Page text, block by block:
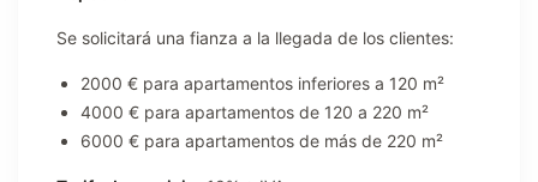
Se solicitará una fianza a la llegada de los clientes:
2000 € para apartamentos inferiores a 120 m²
4000 € para apartamentos de 120 a 220 m²
6000 € para apartamentos de más de 220 m²